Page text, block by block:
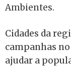
Ambientes.
Cidades da
campanhas
ajudar a